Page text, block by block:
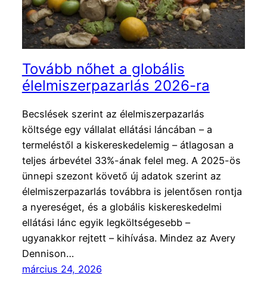
Tovább nőhet a globális
élelmiszerpazarlás 2026-ra
Becslések szerint az élelmiszerpazarlás
költsége egy vállalat ellátási láncában – a
termeléstől a kiskereskedelemig – átlagosan a
teljes árbevétel 33%-ának felel meg. A 2025-ös
ünnepi szezont ­követő új adatok szerint az
élelmi­szerpazarlás továbbra is jelentősen rontja
a nyere­sé­get, és a globális kiskereskedelmi
ellátási lánc egyik ­legköltségesebb –
ugyanakkor rejtett – kihívása. Mindez az Avery
Dennison…
március 24, 2026